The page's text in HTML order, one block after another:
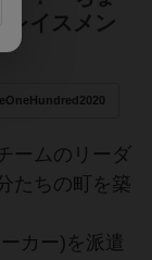
レイスメン
ームのリーダ
たちの町を築
カー)を派遣